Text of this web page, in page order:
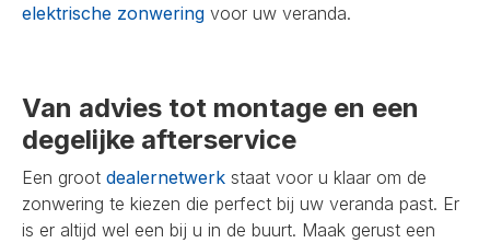
elektrische zonwering voor uw veranda.
Van advies tot montage en een
degelijke afterservice
Een groot dealernetwerk staat voor u klaar om de
zonwering te kiezen die perfect bij uw veranda past. Er
is er altijd wel een bij u in de buurt. Maak gerust een